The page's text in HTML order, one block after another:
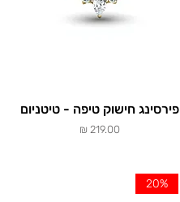
פירסינג חישוק טיפה - טיטניום
מחיר
20%